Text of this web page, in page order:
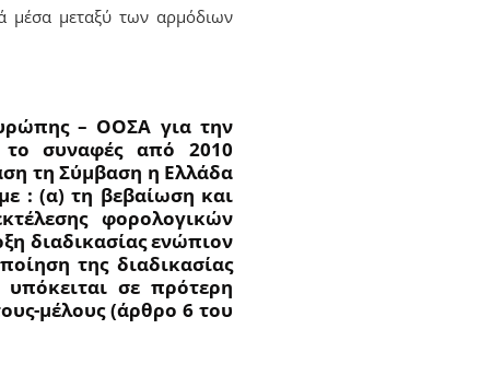
μέσα μεταξύ των αρμόδιων
– ΟΟΣΑ για την
το συναφές από 2010
τη Σύμβαση η Ελλάδα
: (α) τη βεβαίωση και
φορολογικών
διαδικασίας ενώπιον
της διαδικασίας
σε πρότερη
μέλους (άρθρο 6 του